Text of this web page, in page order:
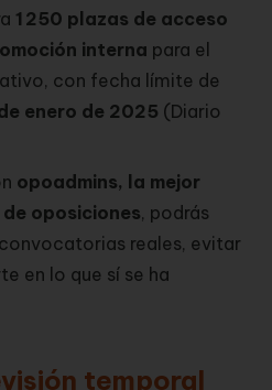
1 250 plazas de acceso
interna para el
con fecha límite de
enero de 2025 (Diario
opoadmins, la mejor
oposiciones, podrás
reales, evitar
en lo que sí se ha
temporal